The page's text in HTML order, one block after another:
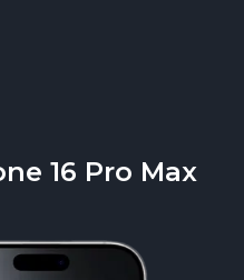
16 Pro Max